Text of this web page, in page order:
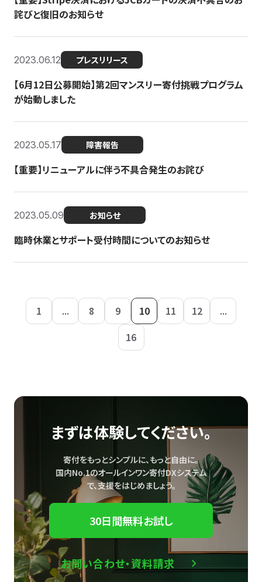
詫びと復旧のお知らせ
2023.06.12 プレスリリース
【6月12日公募開始】第2回マンスリー寄付挑戦プログラム
が始動しました
2023.05.17 障害報告
【重要】リニューアルに伴う不具合発生のお詫び
2023.05.09 お知らせ
臨時休業とサポート受付時間についてのお知らせ
1 ... 8 9 10 11 12
...
16
まずは体験してください。
寄付をもっとシンプルに、もっと自由に。
国内No.1のオールインワン寄付DXシステム
で、支援をはじめましょう。
30日間無料お試し
お問い合わせ・資料請求